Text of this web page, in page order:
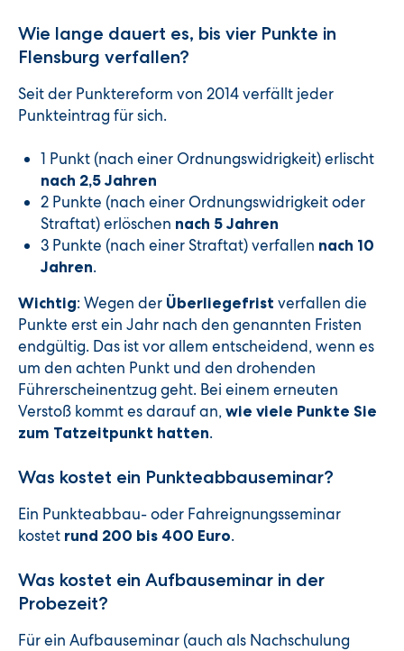
Wie lange dauert es, bis vier Punkte in
Flensburg verfallen?
Seit der Punktereform von 2014 verfällt jeder
Punkteintrag für sich.
1 Punkt (nach einer Ordnungswidrigkeit) erlischt
nach 2,5 Jahren
2 Punkte (nach einer Ordnungswidrigkeit oder
Straftat) erlöschen nach 5 Jahren
3 Punkte (nach einer Straftat) verfallen nach 10
Jahren.
Wichtig: Wegen der Überliegefrist verfallen die
Punkte erst ein Jahr nach den genannten Fristen
endgültig. Das ist vor allem entscheidend, wenn es
um den achten Punkt und den drohenden
Führerscheinentzug geht. Bei einem erneuten
Verstoß kommt es darauf an, wie viele Punkte Sie
zum Tatzeitpunkt hatten.
Was kostet ein Punkteabbauseminar?
Ein Punkteabbau- oder Fahreignungsseminar
kostet rund 200 bis 400 Euro.
Was kostet ein Aufbauseminar in der
Probezeit?
Für ein Aufbauseminar (auch als Nachschulung